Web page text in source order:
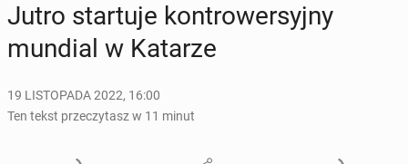
Jutro star­tu­je kon­tro­wer­syj­ny
mundial w Katarze
19 LISTOPADA 2022, 16:00
Ten tekst przeczytasz w 11 minut